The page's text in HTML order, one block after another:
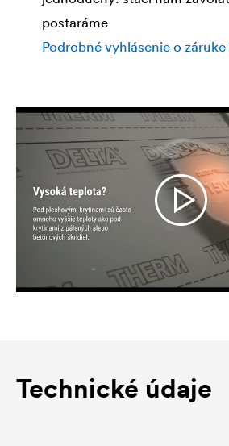
postaráme
Podrobné vyhlásenie o
Technické údaje